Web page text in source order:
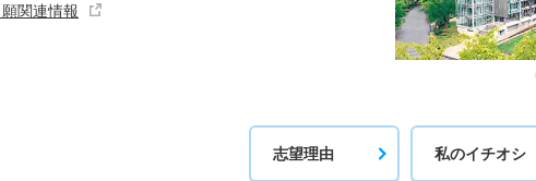
関連情報
志望理由 私のイチオシ